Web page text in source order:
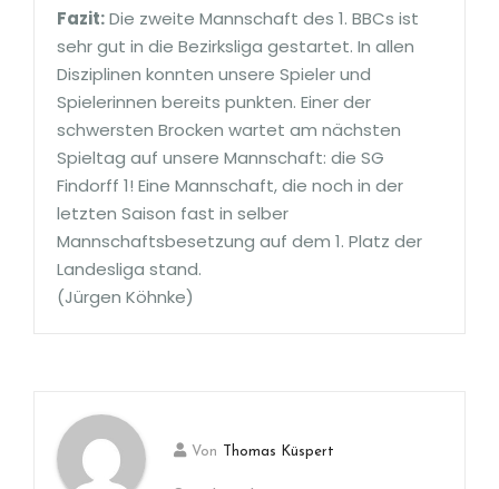
Fazit:Die zweite Mannschaft des 1. BBCs ist
sehr gut in die Bezirksliga gestartet. In allen
Disziplinen konnten unsere Spieler und
Spielerinnen bereits punkten. Einer der
schwersten Brocken wartet am nächsten
Spieltag auf unsere Mannschaft: die SG
Findorff 1! Eine Mannschaft, die noch in der
letzten Saison fast in selber
Mannschaftsbesetzung auf dem 1. Platz der
Landesliga stand.
(Jürgen Köhnke)
Von Thomas Küspert